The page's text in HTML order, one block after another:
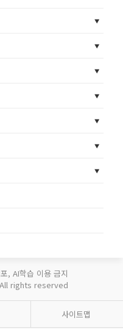
, AI학습 이용 금지
rights reserved
사이트맵